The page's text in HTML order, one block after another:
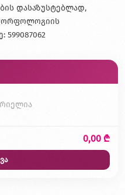
დასაზუსტებლად,
0,00 ₾